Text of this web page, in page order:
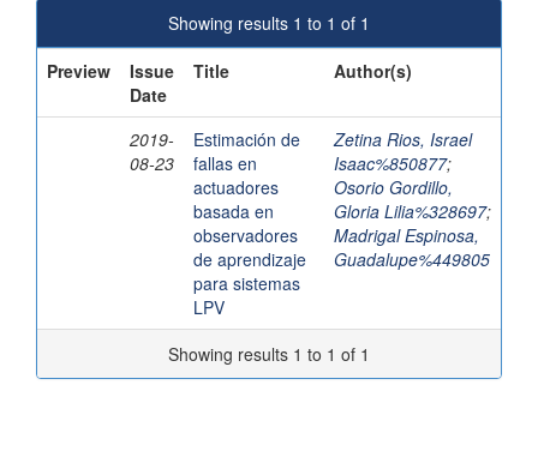
Showing results 1 to 1 of 1
Preview
Issue
Date
Title Author(s)
2019-
08-23
Estimación de
fallas en
actuadores
basada en
observadores
de aprendizaje
para sistemas
LPV
Zetina Rios, Israel
Isaac%850877;
Osorio Gordillo,
Gloria Lilia%328697;
Madrigal Espinosa,
Guadalupe%449805
Showing results 1 to 1 of 1